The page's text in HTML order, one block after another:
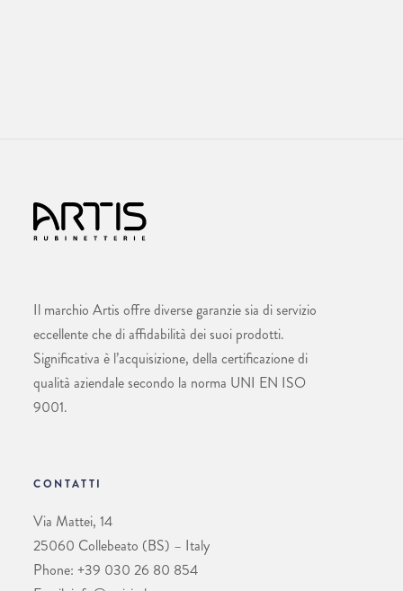
Il marchio Artis offre diverse garanzie sia di servizio
eccellente che di affidabilità dei suoi prodotti.
Significativa è l’acquisizione, della certificazione di
qualità aziendale secondo la norma UNI EN ISO
9001.
CONTATTI
Via Mattei, 14
25060 Collebeato (BS) – Italy
Phone: +39 030 26 80 854